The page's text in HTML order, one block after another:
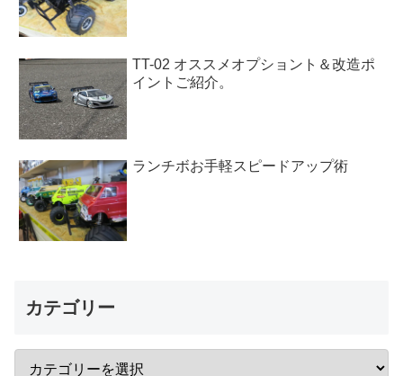
TT-02 オススメオプショント＆改造ポ
イントご紹介。
ランチボお手軽スピードアップ術
カテゴリー